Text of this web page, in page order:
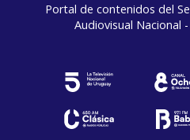
Portal de contenidos del
Audiovisual Nacional